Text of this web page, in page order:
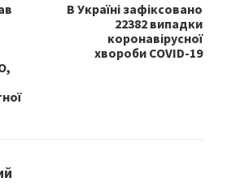
В Україні зафіксовано
22382 випадки
коронавірусної
хвороби COVID-19